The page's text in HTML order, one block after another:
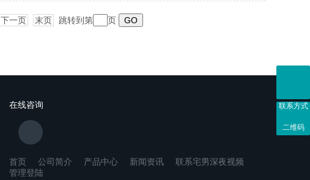
下一页 末页 跳转到第 页
在线咨询
首页 公司简介 产品中心 新闻资讯
联系宅男深夜视频
管理登陆
联系方式
二维码